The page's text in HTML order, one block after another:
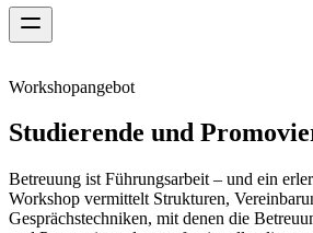
Workshopangebot
Studierende und
Betreuung ist Führungsarbeit – und ein
Workshop vermittelt Strukturen,
Gesprächstechniken, mit denen die